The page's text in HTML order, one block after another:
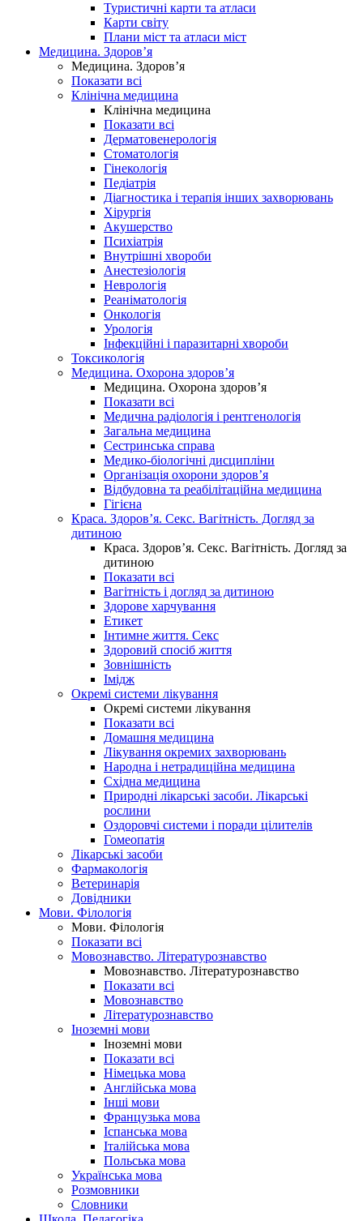
Туристичні карти та атласи
Карти світу
Плани міст та атласи міст
Медицина. Здоров’я
Медицина. Здоров’я
Показати всі
Клінічна медицина
Клінічна медицина
Показати всі
Дерматовенерологія
Стоматологія
Гінекологія
Педіатрія
Діагностика і терапія інших захворювань
Хірургія
Акушерство
Психіатрія
Внутрішні хвороби
Анестезіологія
Неврологія
Реаніматологія
Онкологія
Урологія
Інфекційні і паразитарні хвороби
Токсикологія
Медицина. Охорона здоров’я
Медицина. Охорона здоров’я
Показати всі
Медична радіологія і рентгенологія
Загальна медицина
Сестринська справа
Медико-біологічні дисципліни
Організація охорони здоров’я
Відбудовна та реабілітаційна медицина
Гігієна
Краса. Здоров’я. Секс. Вагітність. Догляд за
дитиною
Краса. Здоров’я. Секс. Вагітність. Догляд за
дитиною
Показати всі
Вагітність і догляд за дитиною
Здорове харчування
Етикет
Інтимне життя. Секс
Здоровий спосіб життя
Зовнішність
Імідж
Окремі системи лікування
Окремі системи лікування
Показати всі
Домашня медицина
Лікування окремих захворювань
Народна і нетрадиційна медицина
Східна медицина
Природні лікарські засоби. Лікарські
рослини
Оздоровчі системи і поради цілителів
Гомеопатія
Лікарські засоби
Фармакологія
Ветеринарія
Довідники
Мови. Філологія
Мови. Філологія
Показати всі
Мовознавство. Літературознавство
Мовознавство. Літературознавство
Показати всі
Мовознавство
Літературознавство
Іноземні мови
Іноземні мови
Показати всі
Німецька мова
Англійська мова
Інші мови
Французька мова
Іспанська мова
Італійська мова
Польська мова
Українська мова
Розмовники
Словники